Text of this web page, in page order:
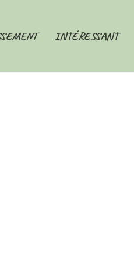
INTÉRESSANT